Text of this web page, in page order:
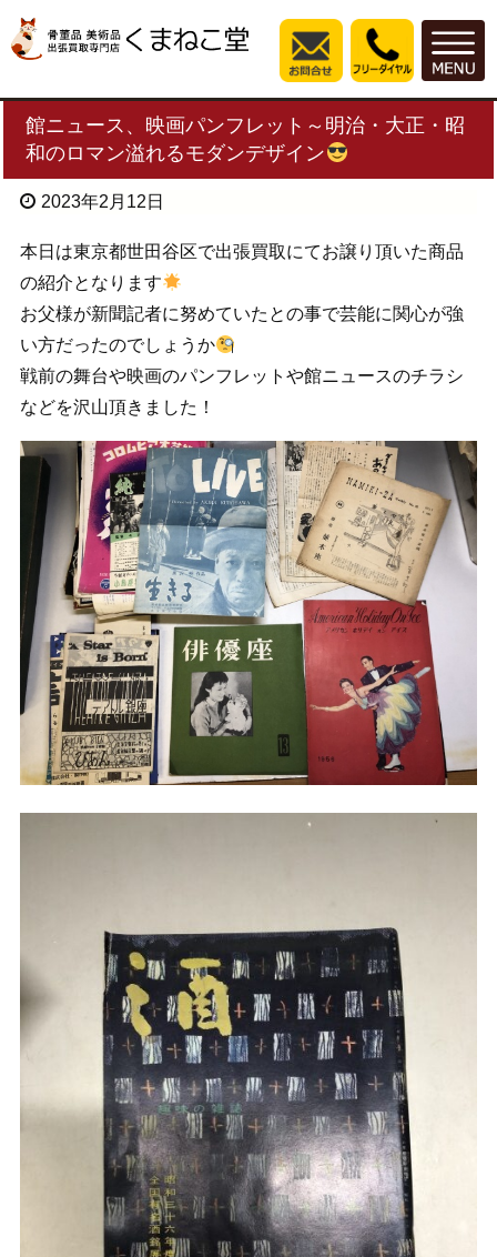
館ニュース、映画パンフレット～明治・大正・昭
和のロマン溢れるモダンデザイン
2023年2月12日
本日は東京都世田谷区で出張買取にてお譲り頂いた商品
の紹介となります
お父様が新聞記者に努めていたとの事で芸能に関心が強
い方だったのでしょうか
戦前の舞台や映画のパンフレットや館ニュースのチラシ
などを沢山頂きました！